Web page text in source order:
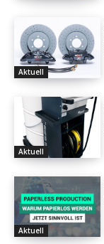
Aktuell
Aktuell
Aktuell